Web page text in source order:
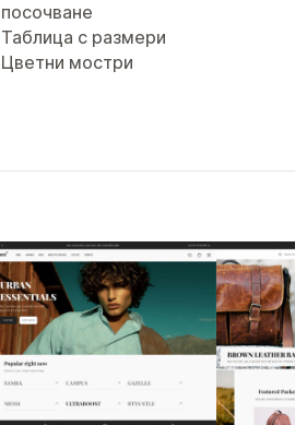
посочване
Таблица с размери
Цветни мостри